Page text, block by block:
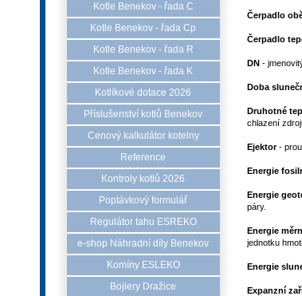
Kotle Benekov - řada C
Kotle Benekov - řada Cp
Kotle Benekov - řada R
Kotle Benekov - řada K
Kotlíkové dotace 2026
Příslušenství kotlů Benekov
Cenový kalkulátor kotelny
Reference
Kontroly kotlů 2026
Poptávkový formulář
Regulátor tahu ESREKO
e-shop Náhradní díly Benekov
Komíny ESLEKO
Bojlery Dražice
Čerpadlo
Čerpadlo
DN-
Doba
Druhotné
chlazení
Ejektor-
Energie
Energie
páry.
Energie
jednotku
Energie
Expanzní